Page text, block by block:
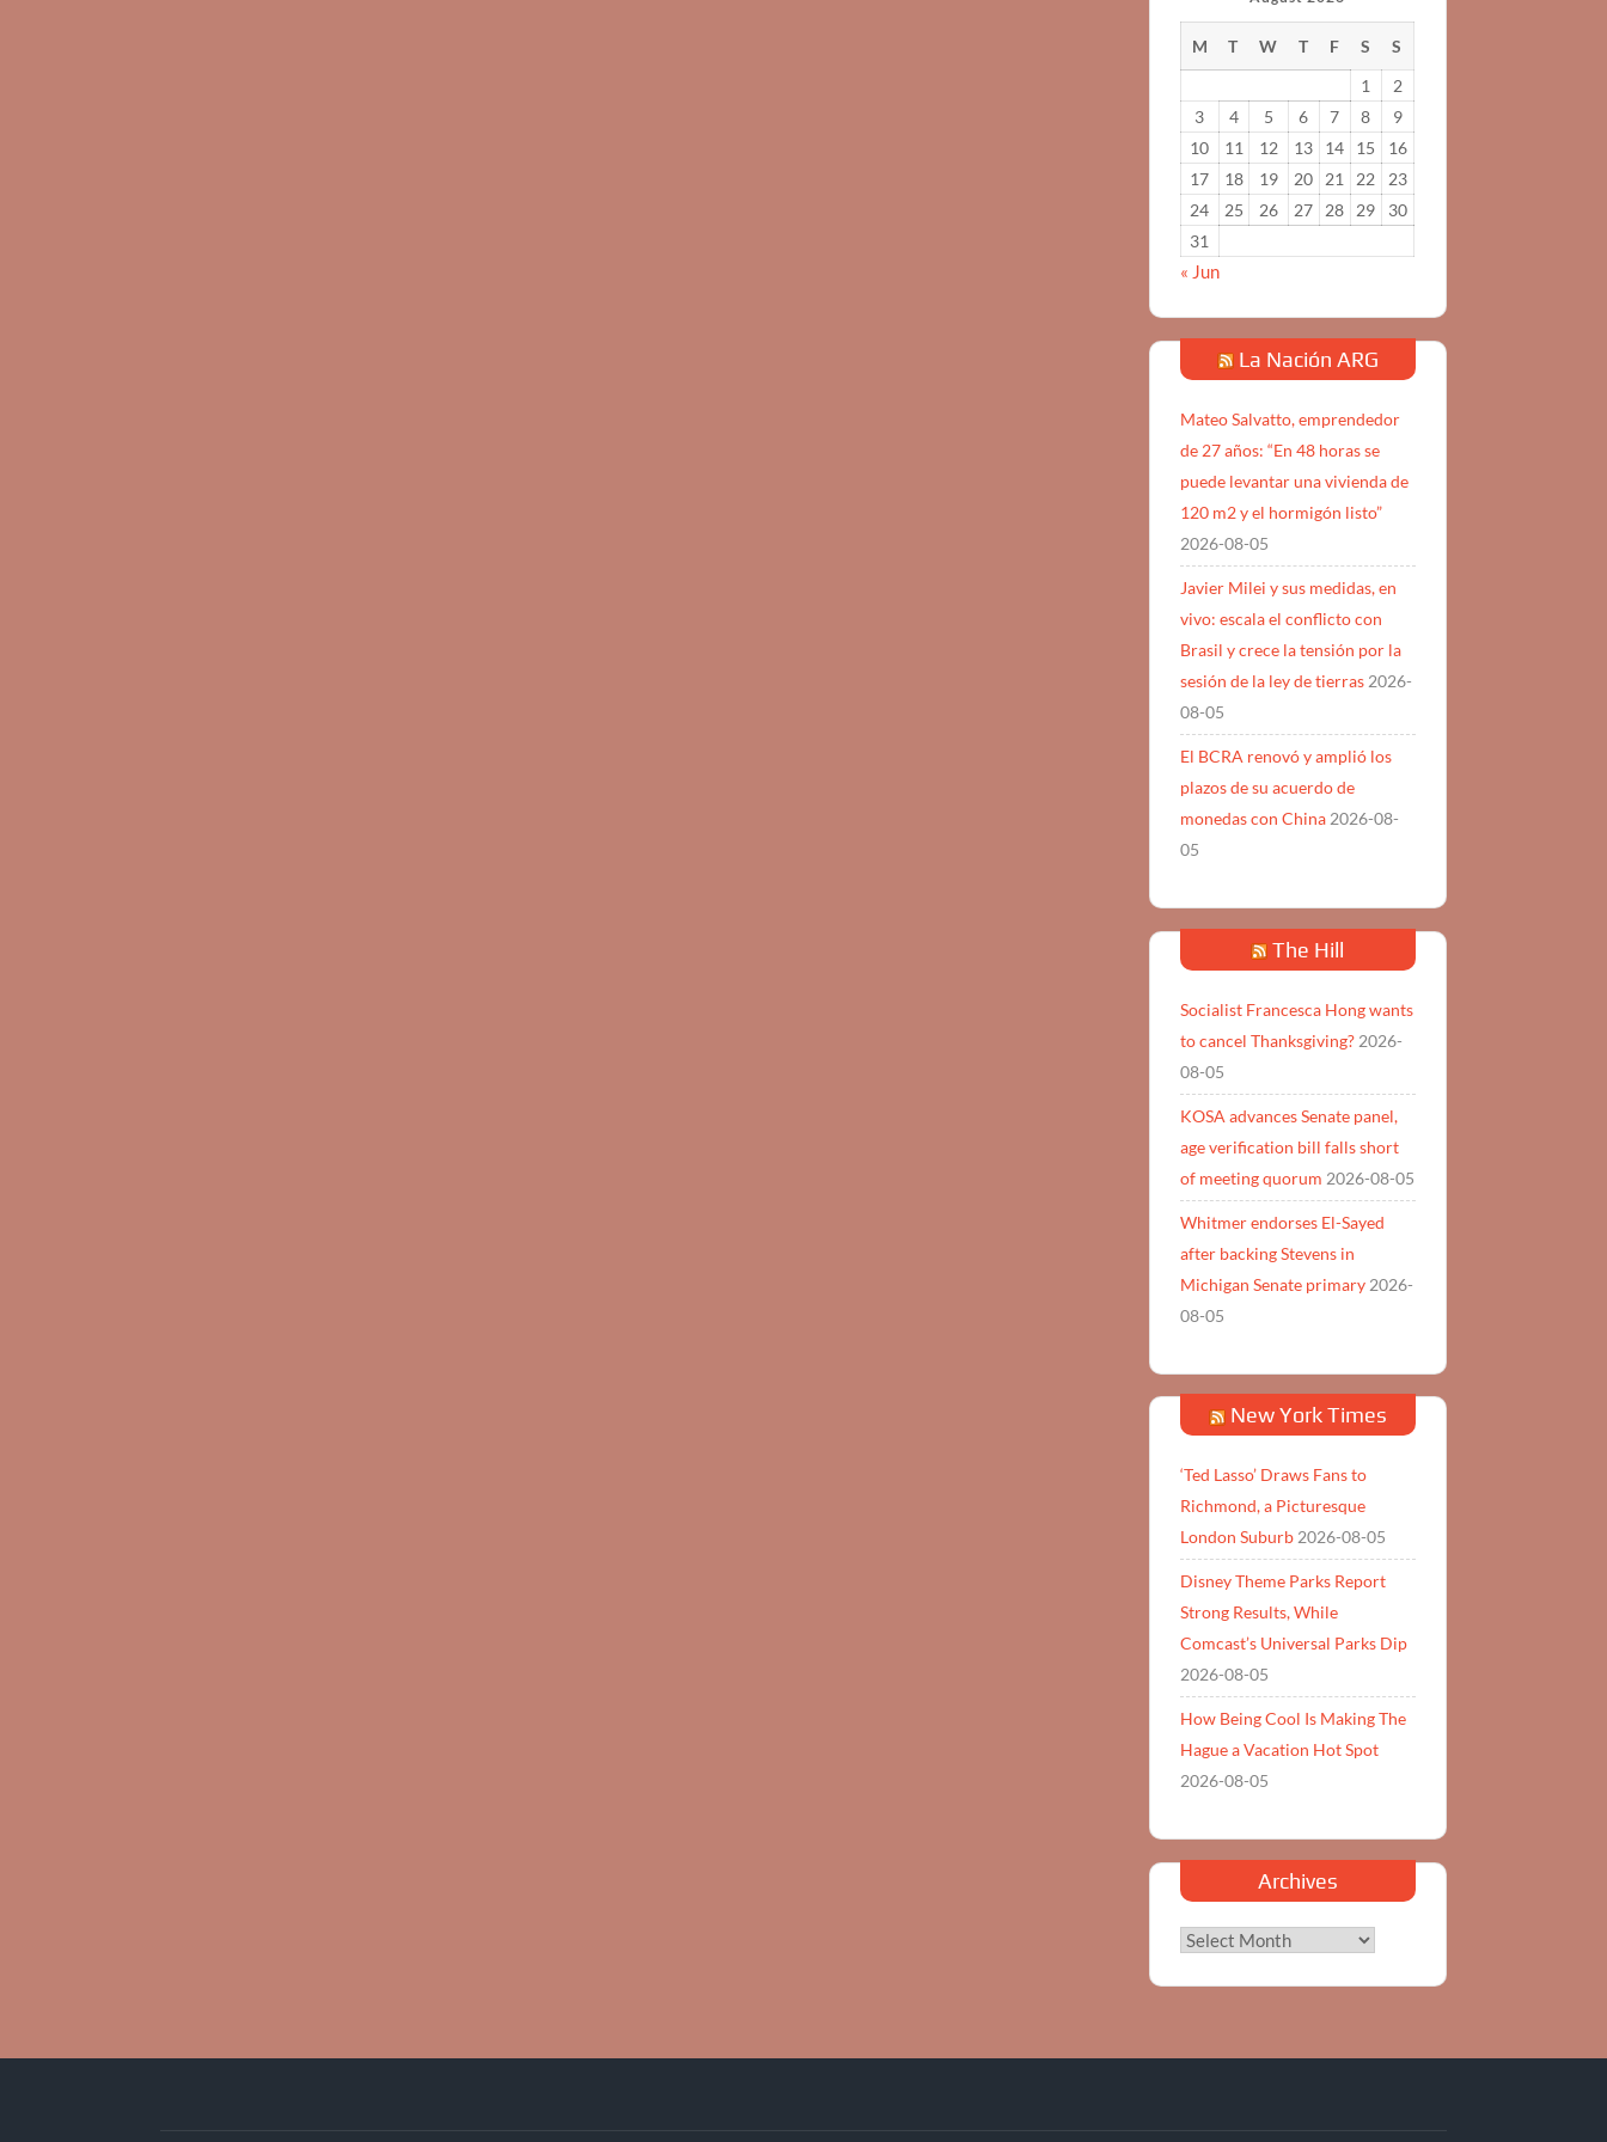
M T W T F S
S
1
2
3
4 5 6 7 8
9
10
11 12 13 14 15
16
17
18 19 20 21 22
23
24
25 26 27 28 29
30
31
« Jun
La Nación ARG
Mateo Salvatto, emprendedor
de 27 años: “En 48 horas se
puede levantar una vivienda de
120 m2 y el hormigón listo”
2026-08-05
Javier Milei y sus medidas, en
vivo: escala el conflicto con
Brasil y crece la tensión por la
sesión de la ley de tierras 2026-
08-05
El BCRA renovó y amplió los
plazos de su acuerdo de
monedas con China 2026-08-
05
The Hill
Socialist Francesca Hong wants
to cancel Thanksgiving? 2026-
08-05
KOSA advances Senate panel,
age verification bill falls short
of meeting quorum 2026-08-05
Whitmer endorses El-Sayed
after backing Stevens in
Michigan Senate primary 2026-
08-05
New York Times
‘Ted Lasso’ Draws Fans to
Richmond, a Picturesque
London Suburb 2026-08-05
Disney Theme Parks Report
Strong Results, While
Comcast’s Universal Parks Dip
2026-08-05
How Being Cool Is Making The
Hague a Vacation Hot Spot
2026-08-05
Archives
Archives